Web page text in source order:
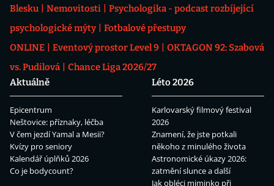
Blesku
Nemovitosti
Psychologika - podcast rozbíjející
psychologické mýty
Fotbalové přestupy
ONLINE
Eventový prostor Level 9
OKTAGON 92: Szabová
vs. Pudilová
Chance Liga 2026/27
Aktuálně
Epicentrum
Neštovice: příznaky, léčba
V čem jezdí Yamal a Mesii?
Kvízy pro seniory
Kalendář úplňků 2026
Co je bodycount?
Léto 2026
Karlovarský filmový festival
2026
Znamení, že jste potkali
někoho z minulého života
Astronomické úkazy 2026:
zatmění slunce a další
Jak obléci miminko při